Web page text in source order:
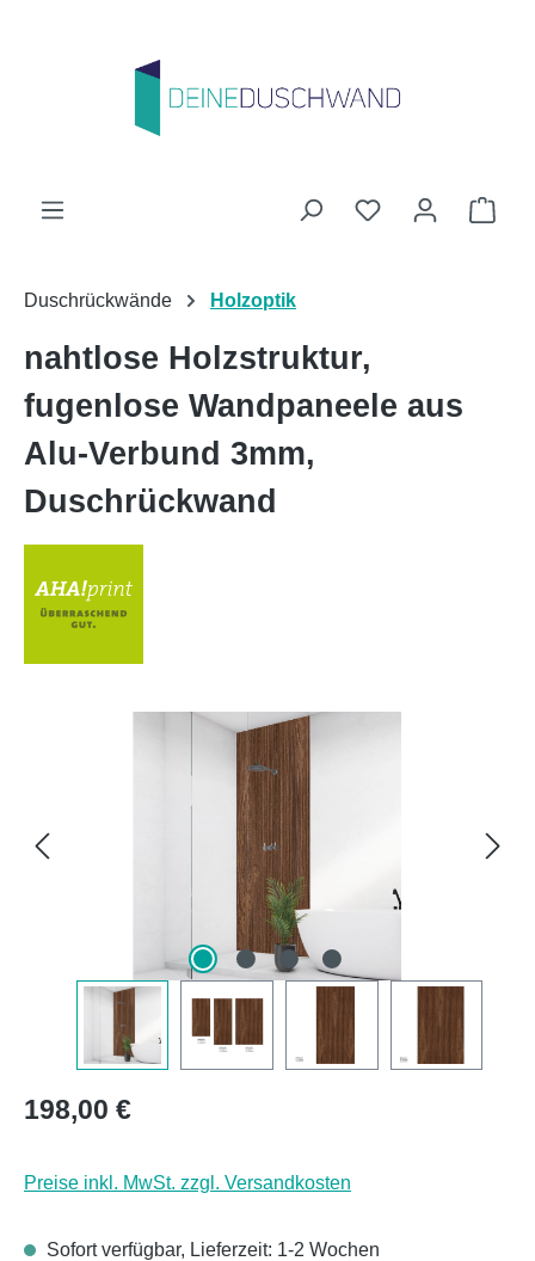
Du hast 0
Duschrückwände Holzoptik
nahtlose Holzstruktur,
fugenlose Wandpaneele aus
Alu-Verbund 3mm,
Duschrückwand
Regulärer Preis:
198,00 €
Preise inkl. MwSt. zzgl. Versandkosten
Sofort verfügbar, Lieferzeit: 1-2 Wochen